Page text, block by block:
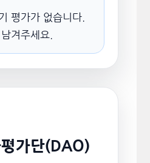
평가가 없습니다.
겨주세요.
가단(DAO)